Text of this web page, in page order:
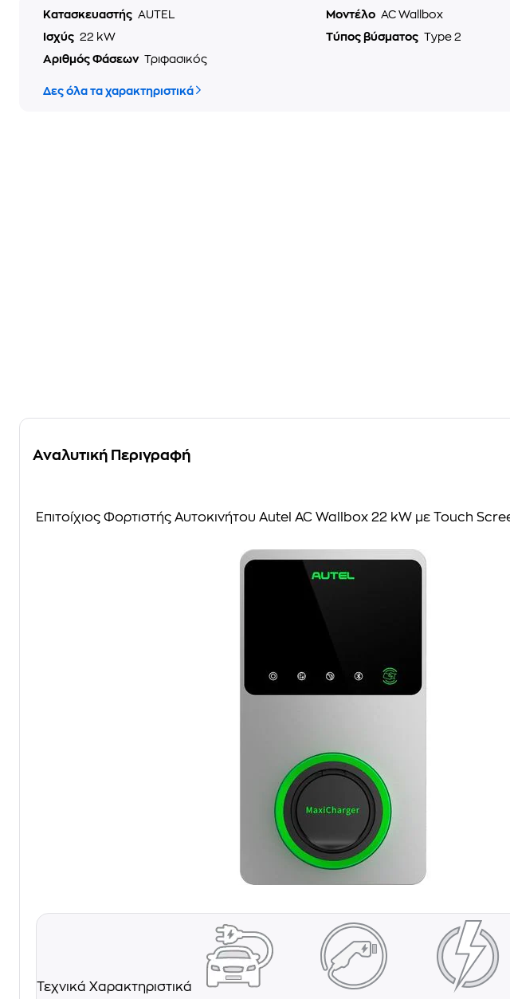
Κατασκευαστής AUTEL Μοντέλο AC Wallbox
Ισχύς 22 kW Τύπος βύσματος Type 2
Αριθμός Φάσεων Τριφασικός
Δες όλα τα χαρακτηριστικά
Αναλυτική Περιγραφή
Επιτοίχιος Φορτιστής Αυτοκινήτου Autel AC Wallbox 22 kW με Touch
Τεχνικά Χαρακτηριστικά